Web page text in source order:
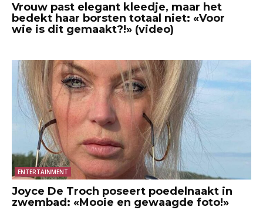
Vrouw past elegant kleedje, maar het
bedekt haar borsten totaal niet: «Voor
wie is dit gemaakt?!» (video)
ENTERTAINMENT
Joyce De Troch poseert poedelnaakt in
zwembad: «Mooie en gewaagde foto!»